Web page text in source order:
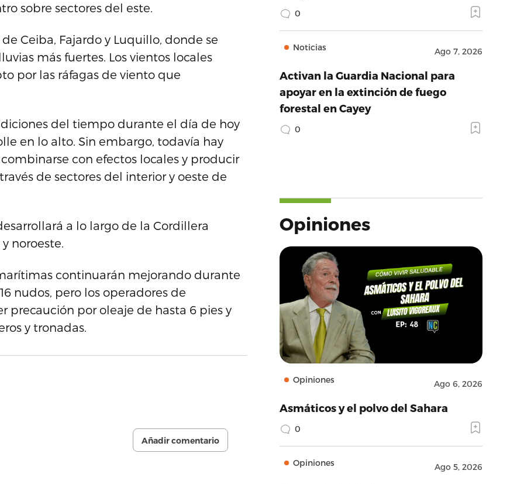
sobre sectores del este.
Ceiba, Fajardo y Luquillo, donde se
más fuertes. Los vientos locales
por las ráfagas de viento que
del tiempo durante el día de hoy
en lo alto. Sin embargo, todavía hay
con efectos locales y producir
de sectores del interior y oeste de
a lo largo de la Cordillera
noroeste.
continuarán mejorando durante
nudos, pero los operadores de
precaución por oleaje de hasta 6 pies y
y tronadas.
Añadir comentario
0
Noticias Ago 7, 2026
Activan la Guardia Nacional para
apoyar en la extinción de fuego
forestal en Cayey
0
Opiniones
Opiniones Ago 6, 2026
Asmáticos y el polvo del Sahara
0
Opiniones Ago 5, 2026